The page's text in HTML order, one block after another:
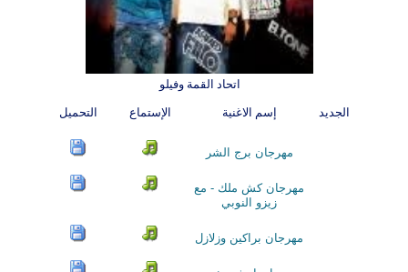
اتحاد القمة وفيلو
الجديد إسم الاغنية الإستماع التحميل
مهرجان برج الشر
مهرجان كش ملك - مع
زيزو النوبي
مهرجان براكين وزلازل